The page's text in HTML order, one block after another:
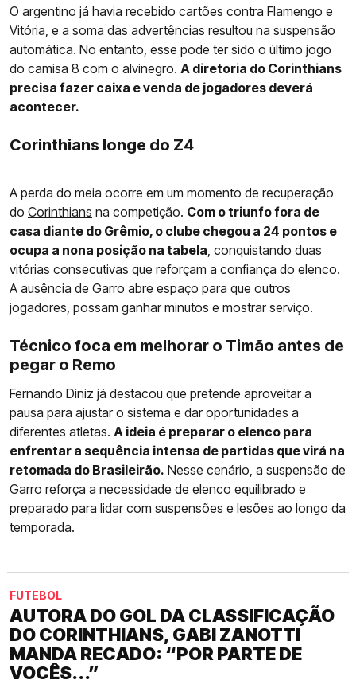
O argentino já havia recebido cartões contra Flamengo e
Vitória, e a soma das advertências resultou na suspensão
automática. No entanto, esse pode ter sido o último jogo
do camisa 8 com o alvinegro. A diretoria do Corinthians
precisa fazer caixa e venda de jogadores deverá
acontecer.
Corinthians longe do Z4
A perda do meia ocorre em um momento de recuperação
do Corinthians na competição. Com o triunfo fora de
casa diante do Grêmio, o clube chegou a 24 pontos e
ocupa a nona posição na tabela , conquistando duas
vitórias consecutivas que reforçam a confiança do elenco.
A ausência de Garro abre espaço para que outros
jogadores, possam ganhar minutos e mostrar serviço.
Técnico foca em melhorar o Timão antes de
pegar o Remo
Fernando Diniz já destacou que pretende aproveitar a
pausa para ajustar o sistema e dar oportunidades a
diferentes atletas. A ideia é preparar o elenco para
enfrentar a sequência intensa de partidas que virá na
retomada do Brasileirão. Nesse cenário, a suspensão de
Garro reforça a necessidade de elenco equilibrado e
preparado para lidar com suspensões e lesões ao longo da
temporada.
FUTEBOL
AUTORA DO GOL DA CLASSIFICAÇÃO
DO CORINTHIANS, GABI ZANOTTI
MANDA RECADO: “POR PARTE DE
VOCÊS...”